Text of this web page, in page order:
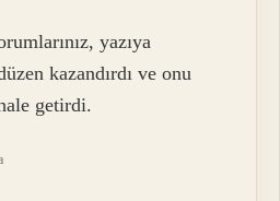
yazıya
kazandırdı ve onu
getirdi.